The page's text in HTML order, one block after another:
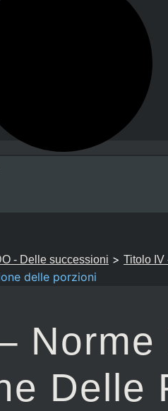
- Delle successioni > Titolo IV
delle porzioni
Norme
Delle